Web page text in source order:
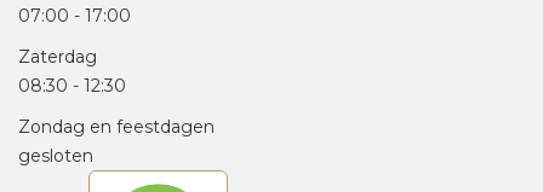
07:00 - 17:00
Zaterdag
08:30 - 12:30
Zondag en feestdagen
gesloten